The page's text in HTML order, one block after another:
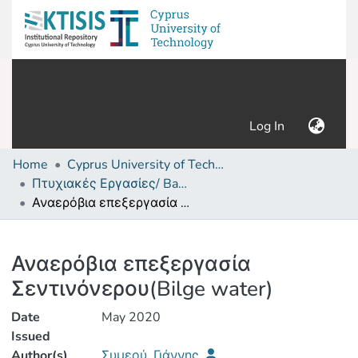
Log In (current)
Home
Cyprus University of Technology (Research Output)
Πτυχιακές Εργασίες/ Bachelor's Degree Theses
Αναερόβια επεξεργασία Σεντινόνερου(Bilge water)
Αναερόβια επεξεργασία
Σεντινόνερου(Bilge water)
Date
Issued
May 2020